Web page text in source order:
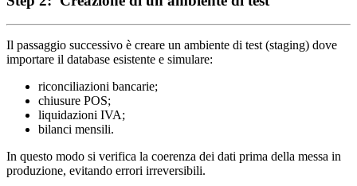
Il passaggio successivo è creare un ambiente di test (staging) dove
importare il database esistente e simulare:
riconciliazioni bancarie;
chiusure POS;
liquidazioni IVA;
bilanci mensili.
In questo modo si verifica la coerenza dei dati prima della messa in
produzione, evitando errori irreversibili.